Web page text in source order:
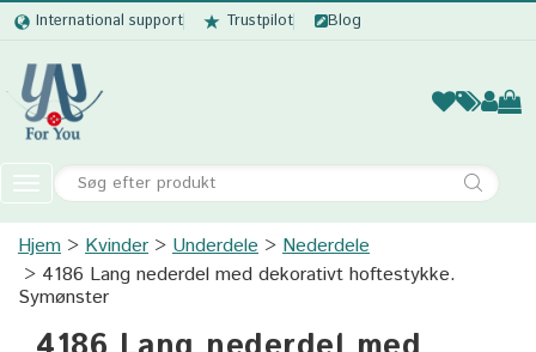
International support Trustpilot Blog
Kvinder
Toggle
navigation
Kvinder
Børn
Hjem Kvinder Underdele
Nederdele
4186 Lang nederdel med dekorativt hoftestykke.
Symønster